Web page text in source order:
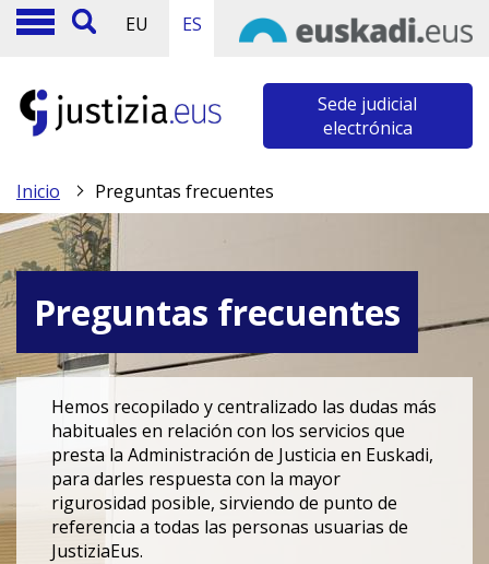
EU ES
Sede judicial
electrónica
Inicio Preguntas frecuentes
Preguntas frecuentes
Hemos recopilado y centralizado las dudas más
habituales en relación con los servicios que
presta la Administración de Justicia en Euskadi,
para darles respuesta con la mayor
rigurosidad posible, sirviendo de punto de
referencia a todas las personas usuarias de
JustiziaEus.